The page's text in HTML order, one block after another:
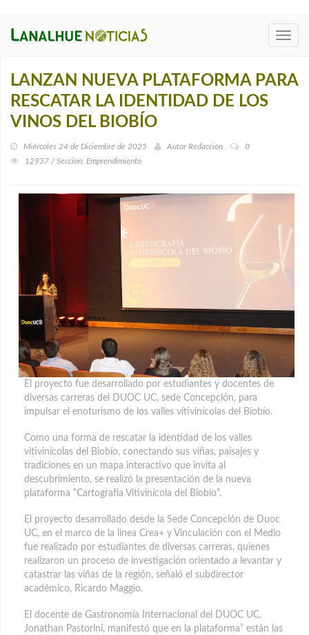
LANZAN NUEVA PLATAFORMA PARA
RESCATAR LA IDENTIDAD DE LOS
VINOS DEL BIOBÍO
Miércoles 24 de Diciembre de 2025 Autor Redacción
0
12937 / Seccion: Emprendimiento
El proyecto fue desarrollado por estudiantes y docentes de
diversas carreras del DUOC UC, sede Concepción, para
impulsar el enoturismo de los valles vitivinícolas del Biobío.
Como una forma de rescatar la identidad de los valles
vitivinícolas del Biobío, conectando sus viñas, paisajes y
tradiciones en un mapa interactivo que invita al
descubrimiento, se realizó la presentación de la nueva
plataforma “Cartografía Vitivinícola del Biobío”.
El proyecto desarrollado desde la Sede Concepción de Duoc
UC, en el marco de la línea Crea+ y Vinculación con el Medio
fue realizado por estudiantes de diversas carreras, quienes
realizaron un proceso de investigación orientado a levantar y
catastrar las viñas de la región, señaló el subdirector
académico, Ricardo Maggio.
El docente de Gastronomía Internacional del DUOC UC,
Jonathan Pastorini, manifestó que en la plataforma” están las